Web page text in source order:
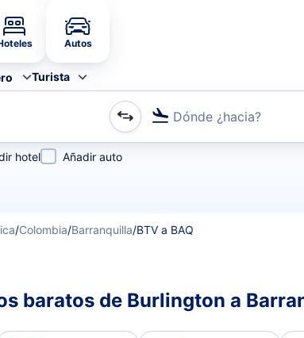
Autos
Turista
Dónde ¿hacia?
por ciudad o aeropuerto o por vuelos directos
hotel Añadir auto
/Colombia/Barranquilla/BTV a BAQ
baratos de Burlington a